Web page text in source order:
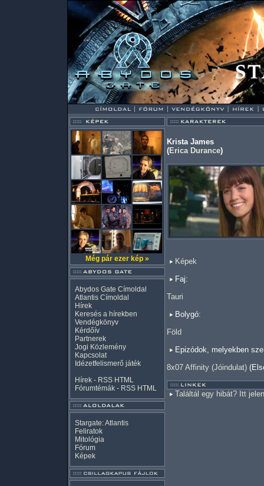
Még pár ezer kép »
Abydos Gate Címoldal
Atlantis Címoldal
Hírek
Keresés a hírekben
Vendégkönyv
Kérdőív
Partnerek
Jogi Közlemény
Kapcsolat
Idézetfelismerő játék
Hírek - RSS HTML
Fórumtémák - RSS HTML
Stargate: Atlantis
Feliratok
Mitológia
Fórum
Képek
Krista James
(Erica Durance)
Képek
Faj:
Tauri
Bolygó:
Föld
Epizódok, melyekben
8x07 Affinity (Jóindulat)
Találtál egy hibát? Itt